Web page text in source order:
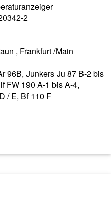
2
, Frankfurt /Main
96B, Junkers Ju 87 B-2 bis
FW 190 A-1 bis A-4,
/ E, Bf 110 F